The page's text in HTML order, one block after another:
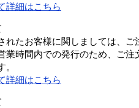
詳細はこちら
れたお客様に関しましては、ご
業時間内での発行のため、ご
。
詳細はこちら